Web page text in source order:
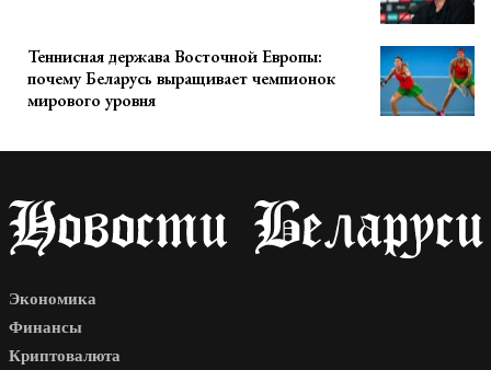
Теннисная держава Восточной Европы:
почему Беларусь выращивает чемпионок
мирового уровня
Экономика
Финансы
Криптовалюта